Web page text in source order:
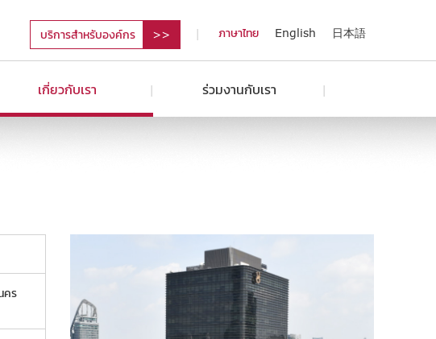
บริการสำหรับองค์กร ภาษาไทย English 日本語
เกี่ยวกับเรา ร่วมงานกับเรา
คร